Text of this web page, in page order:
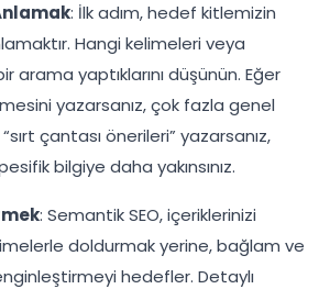
: İlk adım, hedef kitlemizin
Hangi kelimeleri veya
arama yaptıklarını düşünün. Eğer
yazarsanız, çok fazla genel
çantası önerileri” yazarsanız,
bilgiye daha yakınsınız.
: Semantik SEO, içeriklerinizi
doldurmak yerine, bağlam ve
hedefler. Detaylı